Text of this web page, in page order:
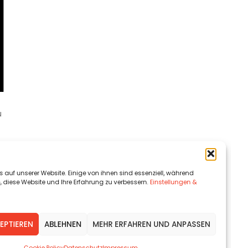
auf unserer Website. Einige von ihnen sind essenziell, während
Website und Ihre Erfahrung zu verbessern. Einstellungen &
ABLEHNEN MEHR ERFAHREN UND ANPASSEN